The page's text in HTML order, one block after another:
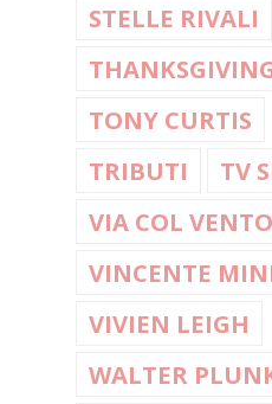
STELLE RIVALI
TONY CURTIS
TRIBUTI
TV
VIA COL VENTO
VINCENTE
VIVIEN LEIGH
WALTER